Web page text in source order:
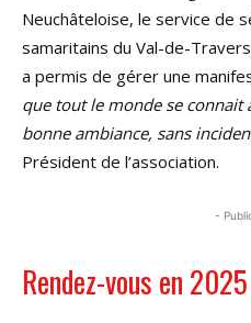
Neuchâteloise, le service de
samaritains du Val-de-
a permis de gérer une
que tout le monde se connait
bonne ambiance, sans
Président de l’association.
-
Rendez-vous en